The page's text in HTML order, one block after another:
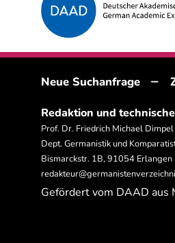
Neue Suchanfrage –
Redaktion und
Prof. Dr. Friedrich Michael Dimpel
Dept. Germanistik und
Bismarckstr. 1B, 91054 Erlangen
Gefördert vom DAAD